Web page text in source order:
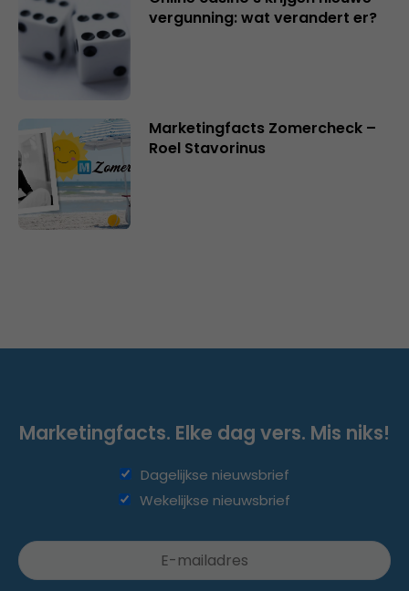
vergunning: wat verandert er?
Marketingfacts Zomercheck –
Roel Stavorinus
Marketingfacts. Elke dag vers. Mis niks!
Dagelijkse nieuwsbrief
Wekelijkse nieuwsbrief